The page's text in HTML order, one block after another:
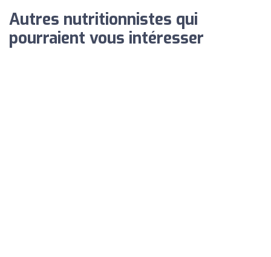
Autres nutritionnistes qui
pourraient vous intéresser